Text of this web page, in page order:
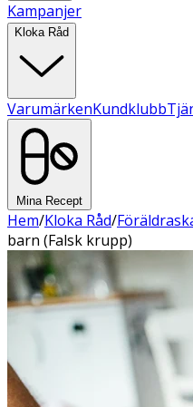
Kampanjer
Kloka Råd
VarumärkenKundklubb
Mina Recept
Hem/Kloka Råd/
barn (Falsk krupp)